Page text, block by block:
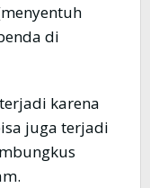
di
karena
juga terjadi